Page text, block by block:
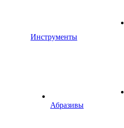
Инструменты
Абразивы